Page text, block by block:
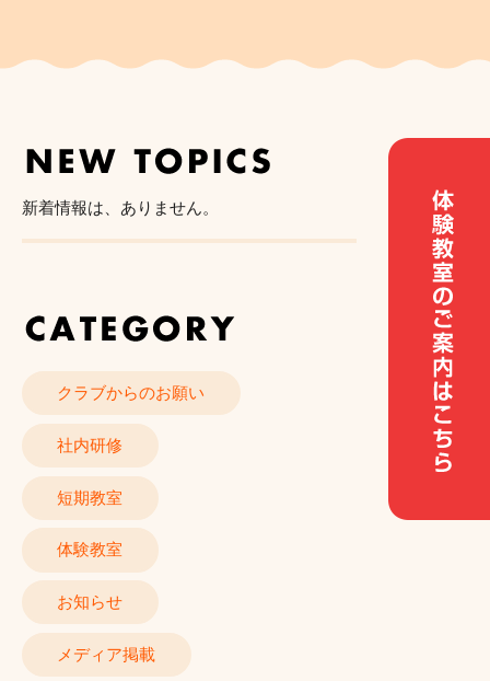
新着情報は、ありません。
クラブからのお願い
社内研修
短期教室
体験教室
お知らせ
メディア掲載